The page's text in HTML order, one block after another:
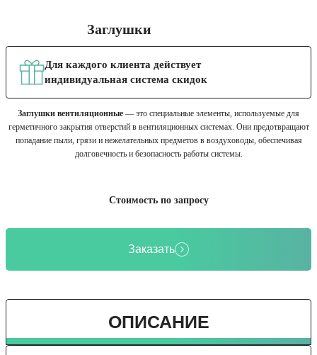
Заглушки
Для каждого клиента действует
индивидуальная система скидок
Заглушки вентиляционные — это специальные элементы, используемые для
герметичного закрытия отверстий в вентиляционных системах. Они предотвращают
попадание пыли, грязи и нежелательных предметов в воздуховоды, обеспечивая
долговечность и безопасность работы системы.
Стоимость по запросу
Заказать
ОПИСАНИЕ